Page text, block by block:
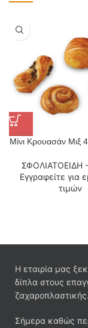
Μίνι Κρουασάν Μιξ
ΣΦΟΛΙΑΤΟΕΙΔΗ
Εγγραφείτε για
τιμών
Η εταιρία μας
δίπλα στους
ζαχαροπλαστικής.
Σήμερα καθώς